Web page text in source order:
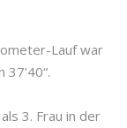
Lauf war
3. Frau in der